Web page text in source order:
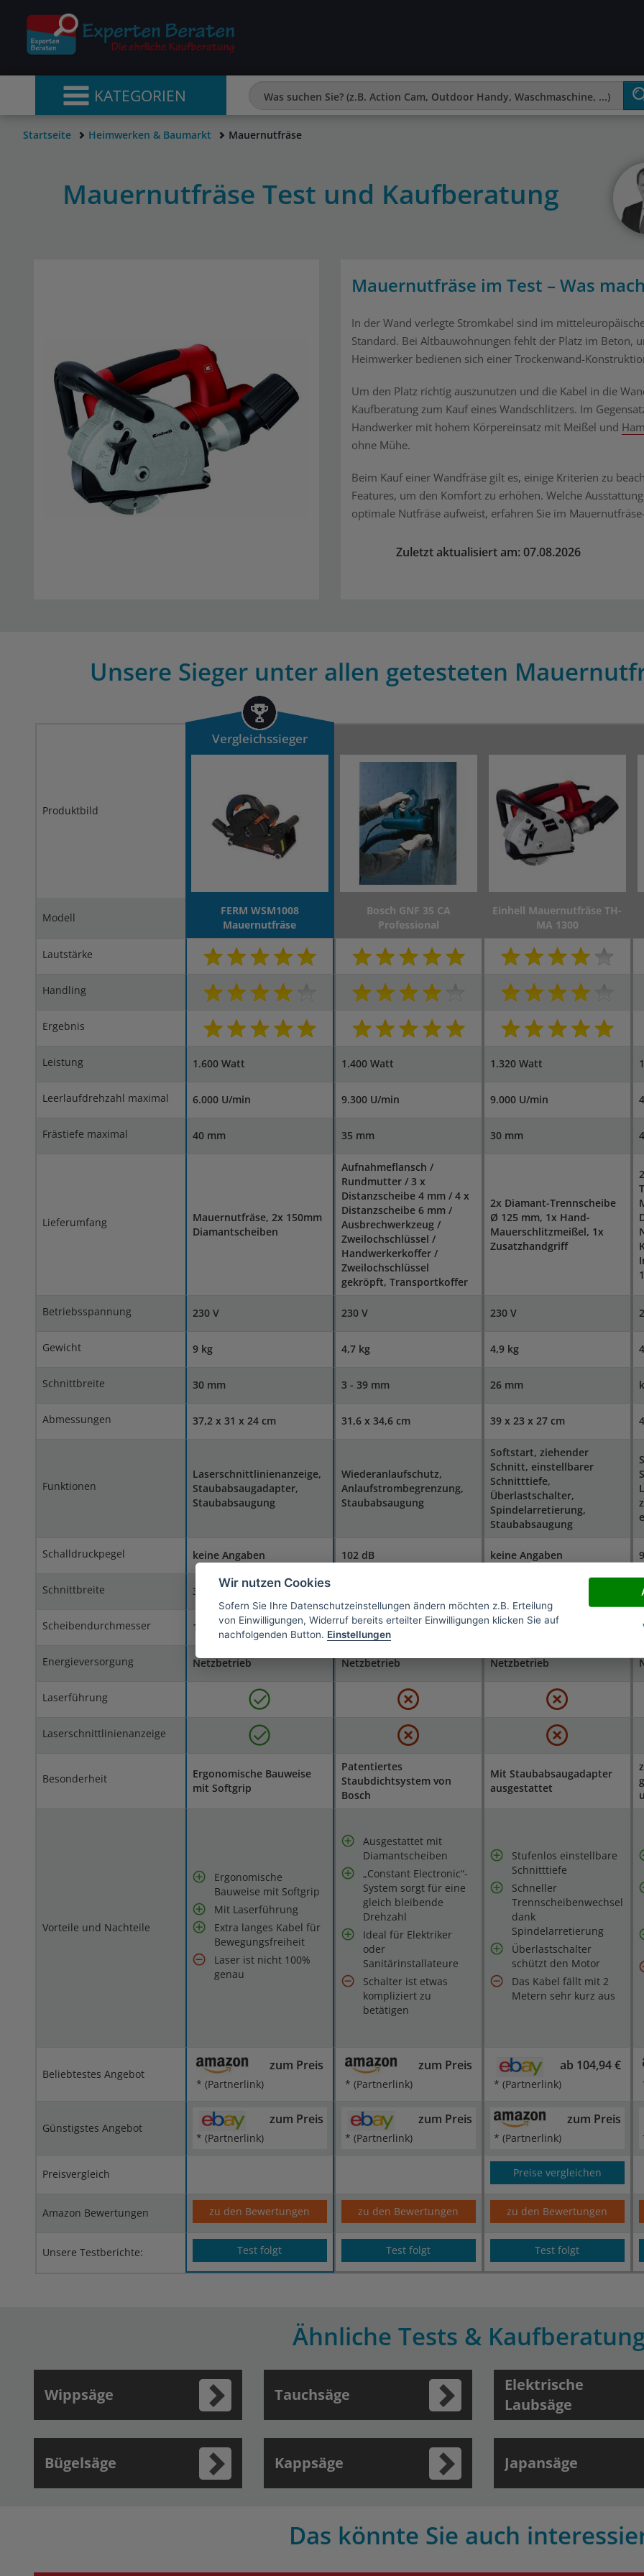
KATEGORIEN
Startseite Heimwerken & Baumarkt Mauernutfräse
Mauernutfräse Test und Kaufberatung
Mauernutfräse im Test – Was
In der Wand verlegte Stromkabel sind im
Standard. Bei Altbauwohnungen fehlt der Platz im Beton,
Heimwerker bedienen sich einer Trockenwand-
Um den Platz richtig auszunutzen und die Kabel in die
Kaufberatung zum Kauf eines Wandschlitzers. Im
Handwerker mit hohem Körpereinsatz mit Meißel und
ohne Mühe.
Beim Kauf einer Wandfräse gilt es, einige Kriterien zu
Features, um den Komfort zu erhöhen. Welche
optimale Nutfräse aufweist, erfahren Sie im
Zuletzt aktualisiert am: 07.08.2026
Unsere Sieger unter allen getesteten
Produktbild
Vergleichssieger
Modell
FERM WSM1008
Mauernutfräse
Bosch GNF 35 CA
Professional
Einhell Mauernutfräse TH-
MA 1300
Lautstärke
Handling
Ergebnis
Leistung 1.600 Watt 1.400 Watt 1.320 Watt
Leerlaufdrehzahl maximal 6.000 U/min 9.300 U/min 9.000 U/min
Frästiefe maximal 40 mm 35 mm 30 mm
Lieferumfang
Mauernutfräse, 2x 150mm
Diamantscheiben
Aufnahmeflansch /
Rundmutter / 3 x
Distanzscheibe 4 mm / 4 x
Distanzscheibe 6 mm /
Ausbrechwerkzeug /
Zweilochschlüssel /
Handwerkerkoffer /
Zweilochschlüssel
gekröpft, Transportkoffer
2x Diamant-Trennscheibe
Ø 125 mm, 1x Hand-
Mauerschlitzmeißel, 1x
Zusatzhandgriff
Betriebsspannung 230 V 230 V 230 V
Gewicht 9 kg 4,7 kg 4,9 kg
Schnittbreite 30 mm 3 - 39 mm 26 mm
Abmessungen 37,2 x 31 x 24 cm 31,6 x 34,6 cm 39 x 23 x 27 cm
Funktionen
Laserschnittlinienanzeige,
Staubabsaugadapter,
Staubabsaugung
Wiederanlaufschutz,
Anlaufstrombegrenzung,
Staubabsaugung
Softstart, ziehender
Schnitt, einstellbarer
Schnitttiefe,
Überlastschalter,
Spindelarretierung,
Staubabsaugung
Schalldruckpegel keine Angaben 102 dB keine Angaben
Schnittbreite 30 mm
Scheibendurchmesser 150 mm 150 mm 125 mm
Energieversorgung Netzbetrieb Netzbetrieb Netzbetrieb
Laserführung
Laserschnittlinienanzeige
Besonderheit
Ergonomische Bauweise
mit Softgrip
Patentiertes
Staubdichtsystem von
Bosch
Mit Staubabsaugadapter
ausgestattet
Vorteile und Nachteile
Ergonomische
Bauweise mit Softgrip
Mit Laserführung
Extra langes Kabel für
Bewegungsfreiheit
Laser ist nicht 100%
genau
Ausgestattet mit
Diamantscheiben
„Constant Electronic“-
System sorgt für eine
gleich bleibende
Drehzahl
Ideal für Elektriker
oder
Sanitärinstallateure
Schalter ist etwas
kompliziert zu
betätigen
Stufenlos einstellbare
Schnitttiefe
Schneller
Trennscheibenwechsel
dank
Spindelarretierung
Überlastschalter
schützt den Motor
Das Kabel fällt mit 2
Metern sehr kurz aus
Beliebtestes Angebot
zum Preis
* (Partnerlink)
zum Preis
* (Partnerlink)
ab 104,94 €
* (Partnerlink)
Günstigstes Angebot
zum Preis
* (Partnerlink)
zum Preis
* (Partnerlink)
zum Preis
* (Partnerlink)
Preisvergleich Preise vergleichen
Amazon Bewertungen zu den Bewertungen zu den Bewertungen zu den Bewertungen
Unsere Testberichte: Test folgt Test folgt Test folgt
Ähnliche Tests &
Wippsäge Tauchsäge
Elektrische
Laubsäge
Bügelsäge Kappsäge Japansäge
Das könnte Sie auch
Wir nutzen Cookies
Sofern Sie Ihre Datenschutzeinstellungen ändern möchten z.B. Erteilung
von Einwilligungen, Widerruf bereits erteilter Einwilligungen klicken Sie auf
nachfolgenden Button. Einstellungen